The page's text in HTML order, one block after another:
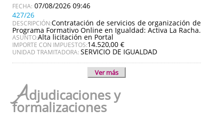
07/08/2026 09:46
427/26
DESCRIPCIÓN:Contratación de servicios de organización de
Programa Formativo Online en Igualdad: Activa La Racha.
ASUNTO:Alta licitación en Portal
IMPORTE CON IMPUESTOS:14.520,00 €
UNIDAD TRAMITADORA: SERVICIO DE IGUALDAD
Ver más
Adjudicaciones y
formalizaciones